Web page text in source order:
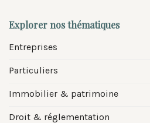
Explorer nos thématiques
Entreprises
Particuliers
Immobilier & patrimoine
Droit & réglementation